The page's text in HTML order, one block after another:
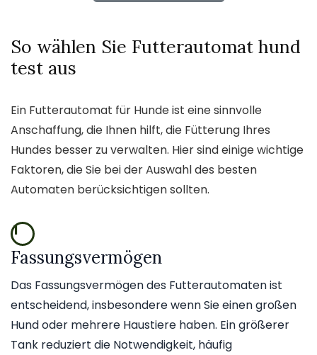
So wählen Sie Futterautomat hund
test aus
Ein Futterautomat für Hunde ist eine sinnvolle
Anschaffung, die Ihnen hilft, die Fütterung Ihres
Hundes besser zu verwalten. Hier sind einige wichtige
Faktoren, die Sie bei der Auswahl des besten
Automaten berücksichtigen sollten.
1
Fassungsvermögen
Das Fassungsvermögen des Futterautomaten ist
entscheidend, insbesondere wenn Sie einen großen
Hund oder mehrere Haustiere haben. Ein größerer
Tank reduziert die Notwendigkeit, häufig